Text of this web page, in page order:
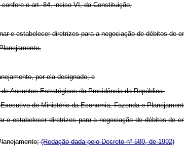
o art. 84, inciso VI, da Constituição,
e estabelecer diretrizes para a negociação de débitos de
por ela designado; e
Assuntos Estratégicos da Presidência da República.
do Ministério da Economia, Fazenda e
e estabelecer diretrizes para a negociação de débitos
(Redação dada pelo Decreto nº 589, de 1992)